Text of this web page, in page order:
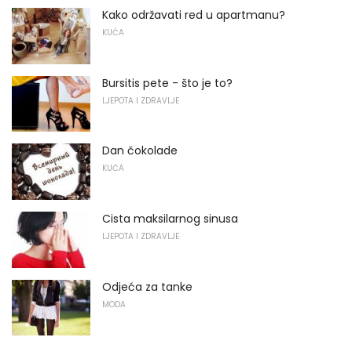
Kako održavati red u apartmanu?
KUĆA
Bursitis pete - što je to?
LJEPOTA I ZDRAVLJE
Dan čokolade
KUĆA
Cista maksilarnog sinusa
LJEPOTA I ZDRAVLJE
Odjeća za tanke
MODA